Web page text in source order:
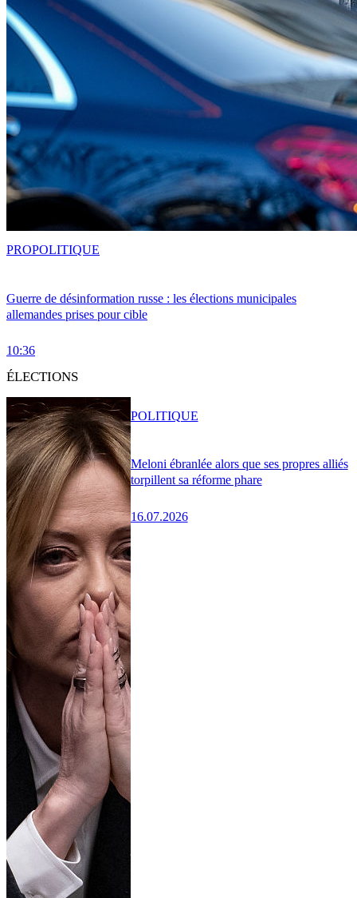
Guerre de désinformation russe : les élections municipales
allemandes prises pour cible
10:36
PROPOLITIQUE
ÉLECTIONS
Meloni ébranlée alors que ses propres alliés
torpillent sa réforme phare
16.07.2026
POLITIQUE